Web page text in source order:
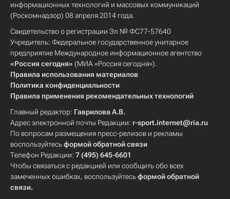
информационных технологий и массовых коммуникаций
(Роскомнадзор) 08 апреля 2014 года.
Свидетельство о регистрации Эл № ФС77-57640
Учредитель: Федеральное государственное унитарное
предприятие Международное информационное агентство
«Россия сегодня» (МИА «Россия сегодня»).
Правила использования материалов
Политика конфиденциальности
Правила применения рекомендательных технологий
Главный редактор: Гаврилова А.В.
Адрес электронной почты Редакции: r-sport.internet@ria.ru
По вопросам размещения пресс-релизов и рекламы
воспользуйтесьформой обратной связи
Телефон Редакции: 7 (495) 645-6601
Чтобы связаться с редакцией или сообщить обо всех
замеченных ошибках, воспользуйтесьформой обратной
связи.